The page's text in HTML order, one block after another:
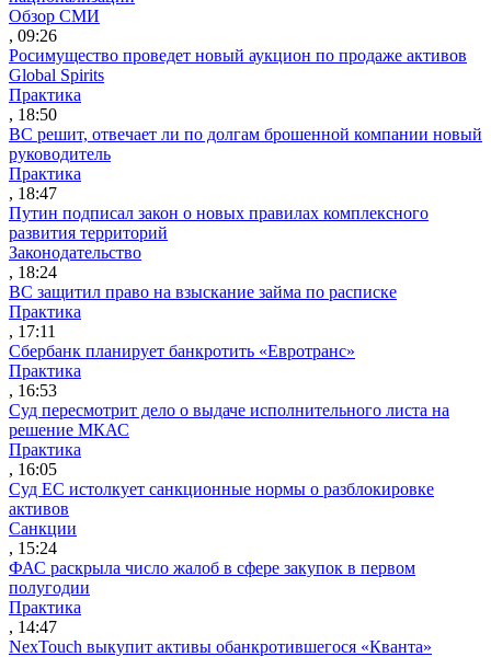
Обзор СМИ
, 09:26
Росимущество проведет новый аукцион по продаже активов
Global Spirits
Практика
, 18:50
ВС решит, отвечает ли по долгам брошенной компании новый
руководитель
Практика
, 18:47
Путин подписал закон о новых правилах комплексного
развития территорий
Законодательство
, 18:24
ВС защитил право на взыскание займа по расписке
Практика
, 17:11
Сбербанк планирует банкротить «Евротранс»
Практика
, 16:53
Суд пересмотрит дело о выдаче исполнительного листа на
решение МКАС
Практика
, 16:05
Суд ЕС истолкует санкционные нормы о разблокировке
активов
Санкции
, 15:24
ФАС раскрыла число жалоб в сфере закупок в первом
полугодии
Практика
, 14:47
NexTouch выкупит активы обанкротившегося «Кванта»